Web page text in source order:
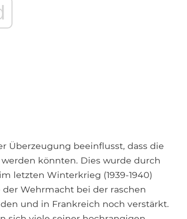
Überzeugung beeinflusst, dass die
könnten. Dies wurde durch
letzten Winterkrieg (1939-1940)
Wehrmacht bei der raschen
und in Frankreich noch verstärkt.